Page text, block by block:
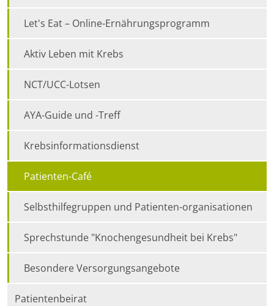
Let's Eat – Online-Ernährungsprogramm
Aktiv Leben mit Krebs
NCT/UCC-Lotsen
AYA-Guide und -Treff
Krebsinformationsdienst
Patienten-Café
Selbsthilfegruppen und Patienten-organisationen
Sprechstunde "Knochengesundheit bei Krebs"
Besondere Versorgungsangebote
Patientenbeirat